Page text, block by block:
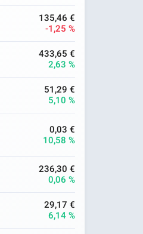
135,46 €
-1,25 %
433,65 €
2,63 %
51,29 €
5,10 %
0,03 €
10,58 %
236,30 €
0,06 %
29,17 €
6,14 %